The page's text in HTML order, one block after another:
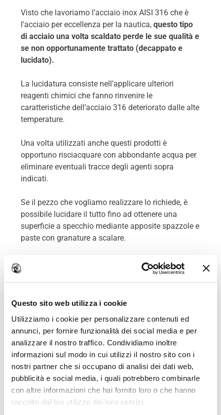
Questo sito web utilizza i cookie
Utilizziamo i cookie per personalizzare contenuti ed
annunci, per fornire funzionalità dei social media e per
analizzare il nostro traffico. Condividiamo inoltre
informazioni sul modo in cui utilizzi il nostro sito con i
nostri partner che si occupano di analisi dei dati web,
pubblicità e social media, i quali potrebbero combinarle
con altre informazioni che hai fornito loro o che hanno
raccolto dal tuo utilizzo dei loro servizi.
Visto che lavoriamo l’acciaio inox AISI 316 che è
l’acciaio per eccellenza per la nautica,questo tipo
di acciaio una volta scaldato perde le sue qualità e
se non opportunamente trattato (decappato e
lucidato).
La lucidatura consiste nell’applicare ulteriori
reagenti chimici che fanno rinvenire le
caratteristiche dell’acciaio 316 deteriorato dalle alte
temperature.
Una volta utilizzati anche questi prodotti è
opportuno risciacquare con abbondante acqua per
eliminare eventuali tracce degli agenti sopra
indicati.
Se il pezzo che vogliamo realizzare lo richiede, è
possibile lucidare il tutto fino ad ottenere una
superficie a specchio mediante apposite spazzole e
paste con granature a scalare.
Per maggiori informazioni sulla
visita il sito web Black Sail